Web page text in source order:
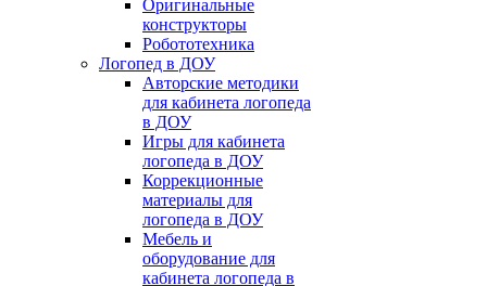
Оригинальные
конструкторы
Робототехника
Логопед в ДОУ
Авторские методики
для кабинета логопеда
в ДОУ
Игры для кабинета
логопеда в ДОУ
Коррекционные
материалы для
логопеда в ДОУ
Мебель и
оборудование для
кабинета логопеда в